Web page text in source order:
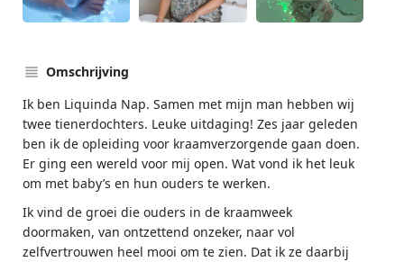
Omschrijving
Ik ben Liquinda Nap. Samen met mijn man hebben wij
twee tienerdochters. Leuke uitdaging! Zes jaar geleden
ben ik de opleiding voor kraamverzorgende gaan doen.
Er ging een wereld voor mij open. Wat vond ik het leuk
om met baby’s en hun ouders te werken.
Ik vind de groei die ouders in de kraamweek
doormaken, van ontzettend onzeker, naar vol
zelfvertrouwen heel mooi om te zien. Dat ik ze daarbij